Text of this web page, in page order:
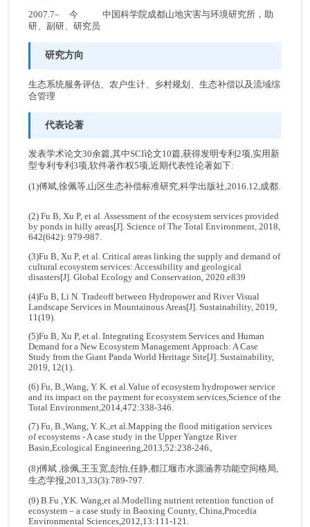
2007.7– 今 中国科学院成都山地灾害与环境研究所，助
研、副研、研究员
研究方向
生态系统服务评估、农户生计、乡村规划、生态补偿以及流域综
合管理
代表论著
发表学术论文30余篇,其中SCI论文10篇,获得发明专利2项,实用新
型专利专利3项,软件著作权5项,近期代表性论著如下:
(1)傅斌,徐佩等,山区生态补偿标准研究,科学出版社,2016.12,成都.
(2) Fu B, Xu P, et al. Assessment of the ecosystem services provided
by ponds in hilly areas[J]. Science of The Total Environment, 2018,
642(642): 979-987.
(3)Fu B, Xu P, et al. Critical areas linking the supply and demand of
cultural ecosystem services: Accessibility and geological
disasters[J]. Global Ecology and Conservation, 2020.e839
(4)Fu B, Li N. Tradeoff between Hydropower and River Visual
Landscape Services in Mountainous Areas[J]. Sustainability, 2019,
11(19).
(5)Fu B, Xu P, et al. Integrating Ecosystem Services and Human
Demand for a New Ecosystem Management Approach: A Case
Study from the Giant Panda World Heritage Site[J]. Sustainability,
2019, 12(1).
(6) Fu, B.,Wang, Y. K. et al.Value of ecosystem hydropower service
and its impact on the payment for ecosystem services,Science of the
Total Environment,2014,472:338-346.
(7) Fu, B.,Wang, Y. K.,et al.Mapping the flood mitigation services
of ecosystems - A case study in the Upper Yangtze River
Basin,Ecological Engineering,2013,52:238-246。
(8)傅斌 ,徐佩,王玉宽,彭怡,任静,都江堰市水源涵养功能空间格局,
生态学报,2013,33(3):789-797.
(9) B.Fu ,Y.K. Wang,et al.Modelling nutrient retention function of
ecosystem – a case study in Baoxing County, China,Procedia
Environmental Sciences,2012,13:111-121.